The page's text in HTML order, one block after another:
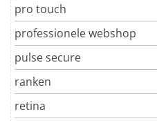
pro touch
professionele webshop
pulse secure
ranken
retina